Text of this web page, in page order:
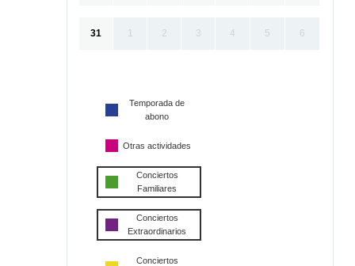
31 1 2 3 4 5 6
Temporada de
abono
Otras actividades
Conciertos
Familiares
Conciertos
Extraordinarios
Conciertos